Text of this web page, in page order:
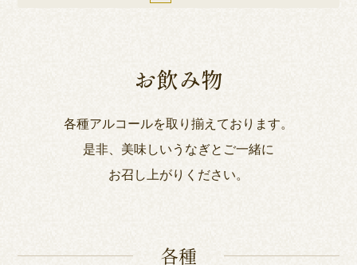
お飲み物
各種アルコールを取り揃えております。
是非、美味しいうなぎとご一緒に
お召し上がりください。
各種